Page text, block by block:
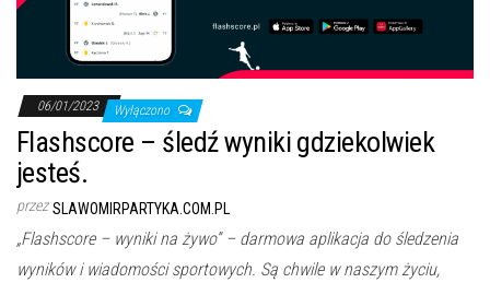
06/01/2023 Wyłączono
Flashscore – śledź wyniki gdziekolwiek
jesteś.
przez SLAWOMIRPARTYKA.COM.PL
„Flashscore – wyniki na żywo” – darmowa aplikacja do śledzenia
wyników i wiadomości sportowych. Są chwile w naszym życiu,